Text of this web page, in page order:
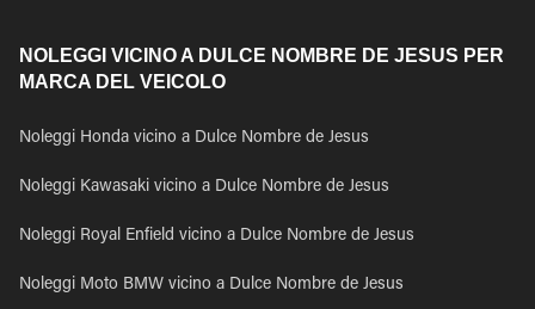
NOLEGGI VICINO A DULCE NOMBRE DE JESUS PER
MARCA DEL VEICOLO
Noleggi Honda vicino a Dulce Nombre de Jesus
Noleggi Kawasaki vicino a Dulce Nombre de Jesus
Noleggi Royal Enfield vicino a Dulce Nombre de Jesus
Noleggi Moto BMW vicino a Dulce Nombre de Jesus